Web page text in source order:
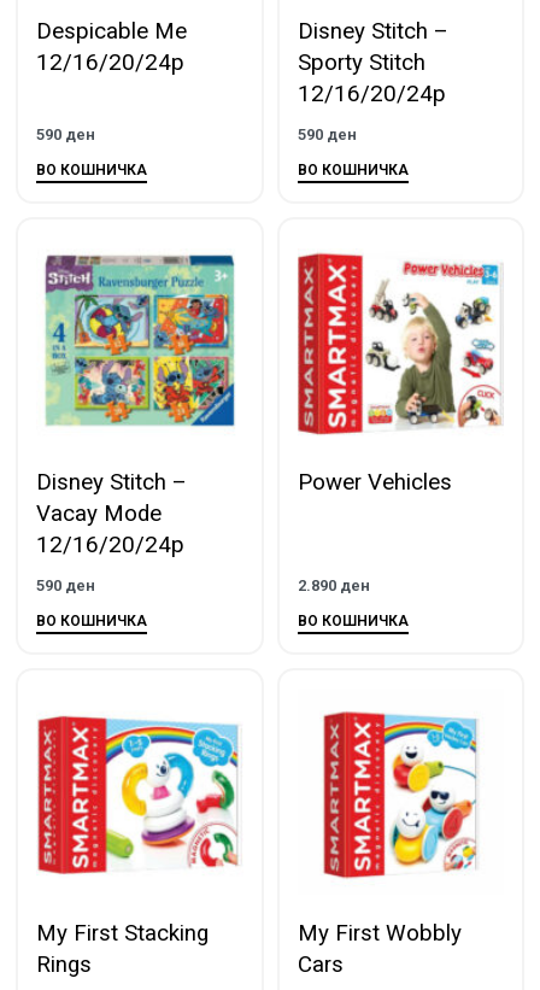
Despicable Me
12/16/20/24p
590 ден
ВО КОШНИЧКА
Disney Stitch –
Sporty Stitch
12/16/20/24p
590 ден
ВО КОШНИЧКА
Disney Stitch –
Vacay Mode
12/16/20/24p
590 ден
ВО КОШНИЧКА
Power Vehicles
2.890 ден
ВО КОШНИЧКА
My First Stacking
Rings
My First Wobbly
Cars